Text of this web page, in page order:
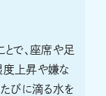
とで、座席や足
度上昇や嫌な
たびに滴る水を